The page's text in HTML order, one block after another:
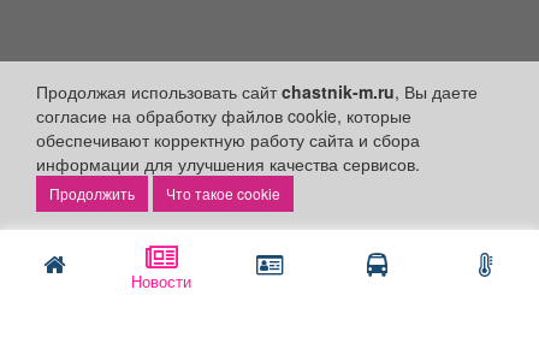
Новости
Продолжая использовать сайтchastnik-m.ru, Вы даете
согласие на обработку файлов cookie, которые
обеспечивают корректную работу сайта и сбора
информации для улучшения качества сервисов.
Что такое cookie
Политика конфиденциальности
Публикации с пометкой «Реклама», «На правах рекламы»,
«Партнёрский проект» оплачены рекламодателем.
Редакция сайта не несет ответственности за достоверность
информации, содержащейся в рекламных материалах и
объявлениях.
© 2006-2026